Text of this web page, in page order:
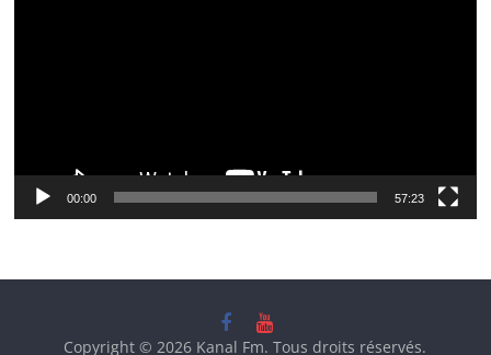
00:00 57:23
Copyright © 2026 Kanal Fm. Tous droits réservés.